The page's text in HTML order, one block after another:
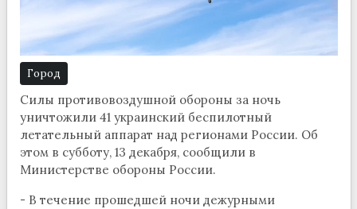
Город
Силы противовоздушной обороны за ночь
уничтожили 41 украинский беспилотный
летательный аппарат над регионами России. Об
этом в субботу, 13 декабря, сообщили в
Министерстве обороны России.
- В течение прошедшей ночи дежурными